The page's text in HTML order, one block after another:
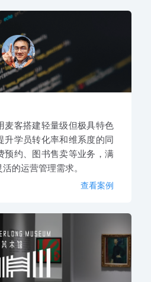
麦客搭建轻量级但极具特色
升学员转化率和维系度的同
预约、图书售卖等业务，满
的运营管理需求。
查看案例